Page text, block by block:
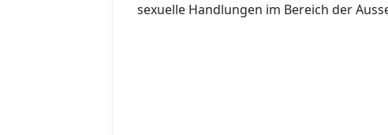
sexuelle Handlungen im Bereich der